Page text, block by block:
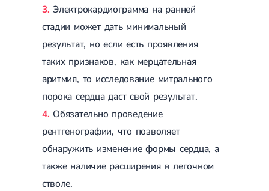
Электрокардиограмма на ранней
стадии может дать минимальный
результат, но если есть проявления
таких признаков, как мерцательная
аритмия, то исследование митрального
порока сердца даст свой результат.
Обязательно проведение
рентгенографии, что позволяет
обнаружить изменение формы сердца, а
также наличие расширения в легочном
стволе.